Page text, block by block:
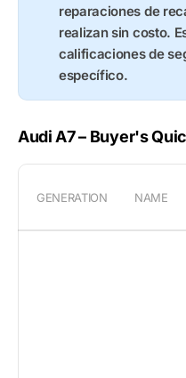
reparaciones de
realizan sin costo.
calificaciones de
específico.
Audi A7 – Buyer's
GENERATION NAME